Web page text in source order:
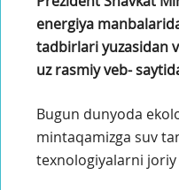
energiya
tadbirlari yuzasidan
uz rasmiy veb-
Bugun dunyoda
mintaqamizga suv
texnologiyalarni joriy